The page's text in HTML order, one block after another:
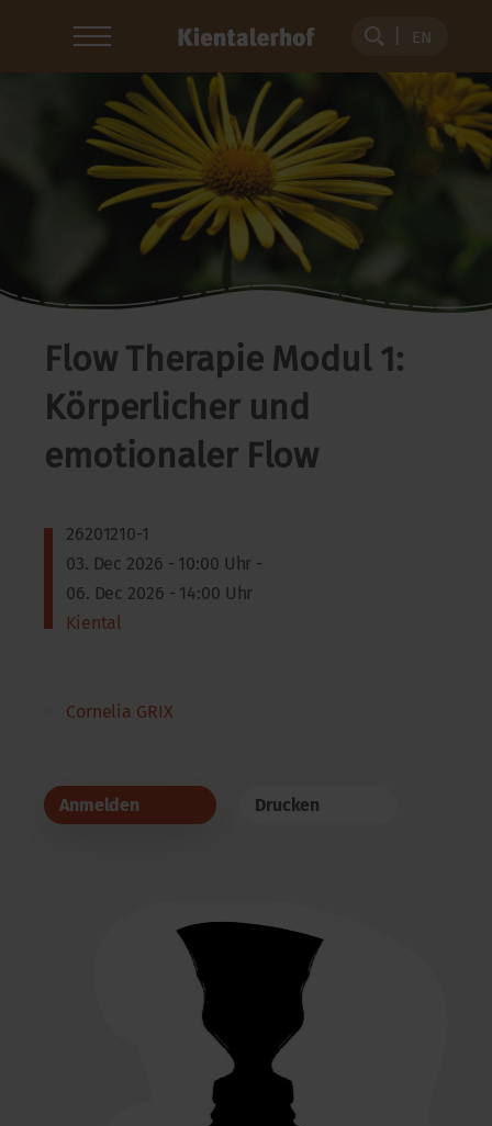
EN
Flow Therapie Modul 1:
Körperlicher und
emotionaler Flow
26201210-1
03. Dec 2026 - 10:00 Uhr -
06. Dec 2026 - 14:00 Uhr
Kiental
Cornelia GRIX
Anmelden Drucken